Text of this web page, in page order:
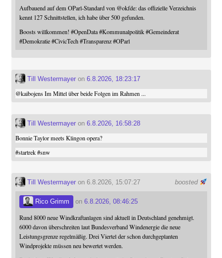
Aufbauend auf dem OParl-Standard von @okfde: das offizielle Verzeichnis
kennt 127 Schnittstellen, ich habe über 500 gefunden.
Boosts willkommen! #OpenData #Kommunalpolitik #Gemeinderat
#Demokratie #CivicTech #Transparenz #OParl
Till Westermayeron 6.8.2026, 18:23:17
@kaibojensIm Mittel über beide Folgen im Rahmen ...
Till Westermayeron 6.8.2026, 16:58:28
Bonnie Taylor meets Klingon opera?
#startrek #snw
boosted
Till Westermayeron 6.8.2026, 15:07:27
Rico Grimm on 6.8.2026, 08:46:25
Rund 8000 neue Windkraftanlagen sind aktuell in Deutschland genehmigt.
6000 davon überschreiten laut Bundesverband Windenergie die neue
Leistungsgrenze regelmäßig. Drei Viertel der schon durchgeplanten
Windprojekte müssen neu bewertet werden.